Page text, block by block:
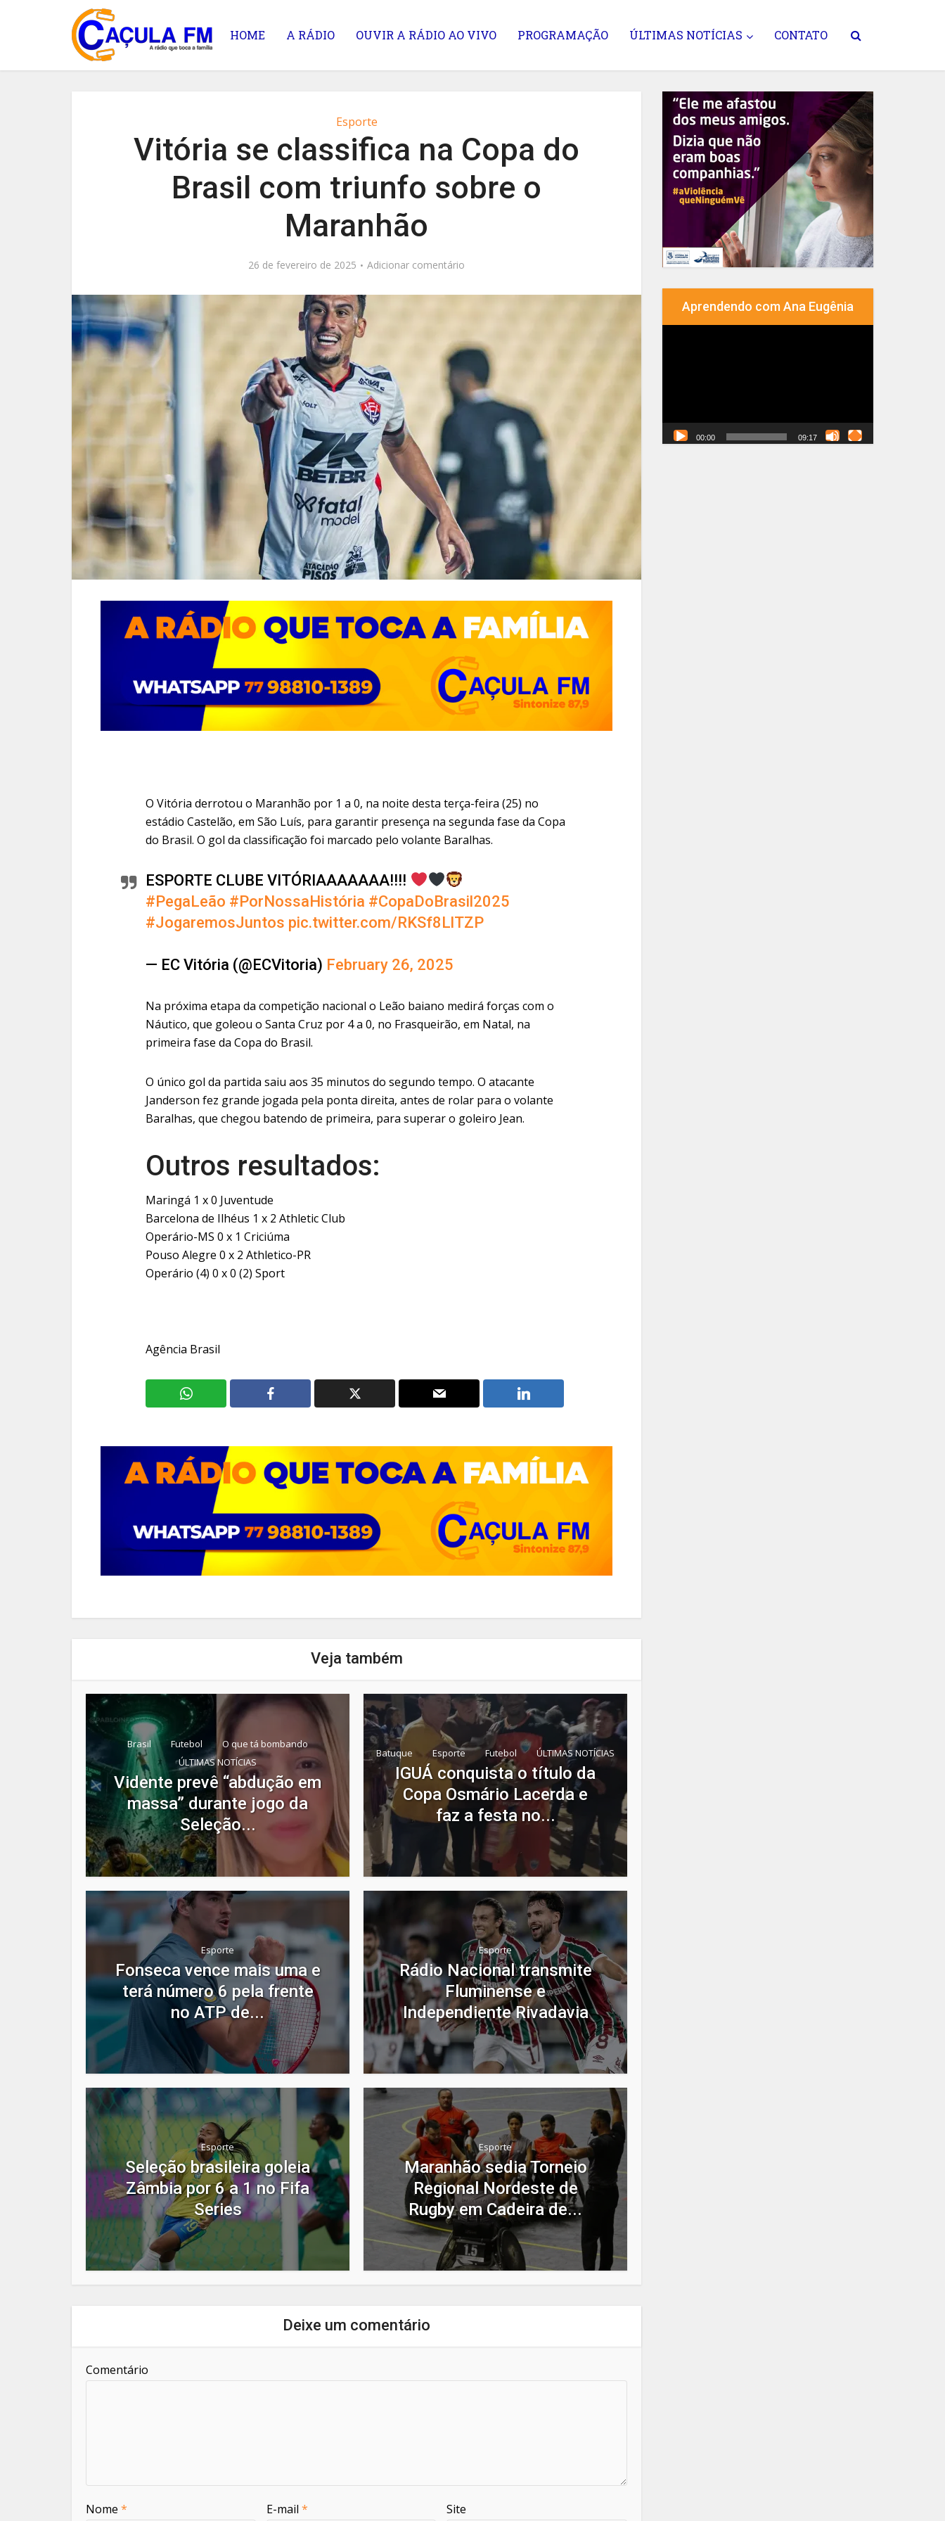
HOME A RÁDIO OUVIR A RÁDIO AO VIVO PROGRAMAÇÃO ÚLTIMAS NOTÍCIAS CONTATO
Esporte
Vitória se classifica na Copa do
Brasil com triunfo sobre o
Maranhão
26 de fevereiro de 2025 Adicionar comentário
O Vitória derrotou o Maranhão por 1 a 0, na noite desta terça-feira (25) no
estádio Castelão, em São Luís, para garantir presença na segunda fase da Copa
do Brasil. O gol da classificação foi marcado pelo volante Baralhas.
ESPORTE CLUBE VITÓRIAAAAAAA!!!!
#PegaLeão #PorNossaHistória #CopaDoBrasil2025
#JogaremosJuntos pic.twitter.com/RKSf8LlTZP
— EC Vitória (@ECVitoria) February 26, 2025
Na próxima etapa da competição nacional o Leão baiano medirá forças com o
Náutico, que goleou o Santa Cruz por 4 a 0, no Frasqueirão, em Natal, na
primeira fase da Copa do Brasil.
O único gol da partida saiu aos 35 minutos do segundo tempo. O atacante
Janderson fez grande jogada pela ponta direita, antes de rolar para o volante
Baralhas, que chegou batendo de primeira, para superar o goleiro Jean.
Outros resultados:
Maringá 1 x 0 Juventude
Barcelona de Ilhéus 1 x 2 Athletic Club
Operário-MS 0 x 1 Criciúma
Pouso Alegre 0 x 2 Athletico-PR
Operário (4) 0 x 0 (2) Sport
Agência Brasil
Veja também
Brasil Futebol
O que tá bombando
ÚLTIMAS NOTÍCIAS
Vidente prevê “abdução em
massa” durante jogo da
Seleção...
Batuque Esporte Futebol ÚLTIMAS NOTÍCIAS
IGUÁ conquista o título da
Copa Osmário Lacerda e
faz a festa no...
Esporte
Fonseca vence mais uma e
terá número 6 pela frente
no ATP de...
Esporte
Rádio Nacional transmite
Fluminense e
Independiente Rivadavia
Esporte
Seleção brasileira goleia
Zâmbia por 6 a 1 no Fifa
Series
Esporte
Maranhão sedia Torneio
Regional Nordeste de
Rugby em Cadeira de...
Deixe um comentário
Comentário
Nome * E-mail * Site
Aprendendo com Ana Eugênia
00:00 09:17